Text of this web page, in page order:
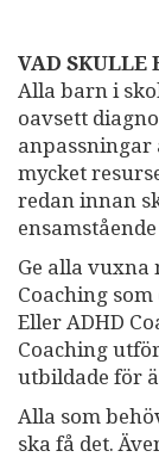
VAD SKULLE
Alla barn i
oavsett
anpassningar
mycket
redan innan
Ge alla
Coaching
Eller ADHD
Coaching
utbildade för
Alla som
ska få det.